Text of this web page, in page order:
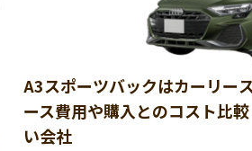
A3スポーツバックはカーリー
ース費用や購入とのコスト比
い会社